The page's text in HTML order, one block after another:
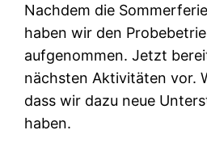
Nachdem die
haben wir den
aufgenommen. Jetzt
nächsten Aktivitäten vor.
dass wir dazu neue
haben.